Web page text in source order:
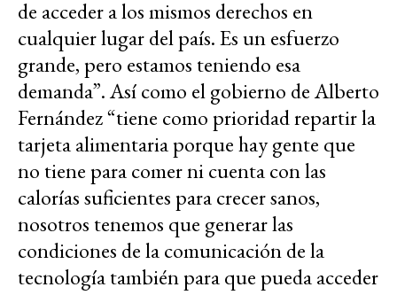
de acceder a los mismos derechos en
cualquier lugar del país. Es un esfuerzo
grande, pero estamos teniendo esa
demanda”. Así como el gobierno de Alberto
Fernández “tiene como prioridad repartir la
tarjeta alimentaria porque hay gente que
no tiene para comer ni cuenta con las
calorías suficientes para crecer sanos,
nosotros tenemos que generar las
condiciones de la comunicación de la
tecnología también para que pueda acceder